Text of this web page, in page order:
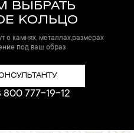
ВЫБРАТЬ
КОЛЬЦО
о камнях, металлах,размерах
под ваш образ
800 777-19-12